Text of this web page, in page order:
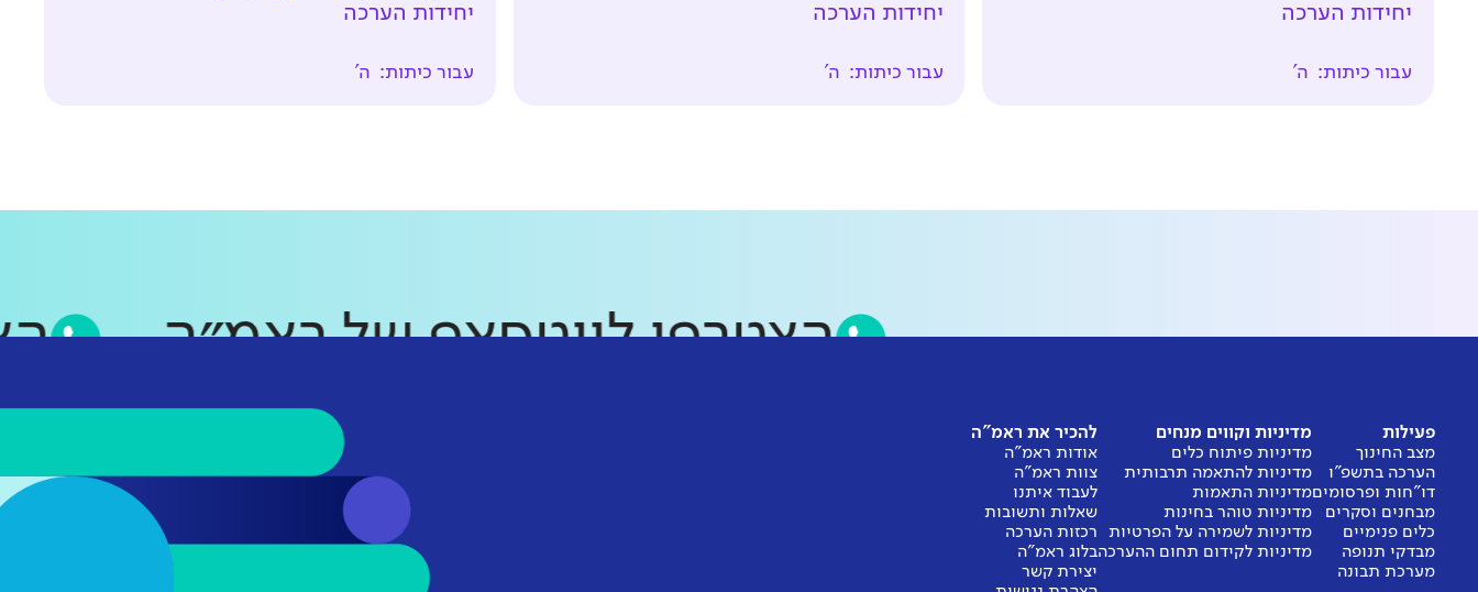
יחידות הערכה
עבור כיתות: ה'
יחידות הערכה
עבור כיתות: ה'
יחידות הערכה
עבור כיתות: ה'
הצטרפו לווטסאפ של ראמ״ה
פעילות
מצב החינוך
הערכה בתשפ"ו
דו"חות ופרסומים
מבחנים וסקרים
כלים פנימיים
מבדקי תנופה
מערכת תבונה
מדיניות וקווים מנחים
מדיניות פיתוח כלים
מדיניות להתאמה תרבותית
מדיניות התאמות
מדיניות טוהר בחינות
מדיניות לשמירה על הפרטיות
מדיניות לקידום תחום ההערכה
להכיר את ראמ"ה
אודות ראמ"ה
צוות ראמ"ה
לעבוד איתנו
שאלות ותשובות
רכזות הערכה
בלוג ראמ"ה
יצירת קשר